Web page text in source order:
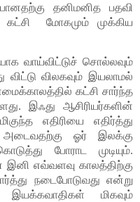
தனிமனித பதவி
கட்சி  மோகமும் முக்கிய
வாய்விட்டுச் சொல்லவும்
விட்டு விலகவும் இயலாமல்
கட்சி சார்ந்த
இஃது ஆசிரியர்களின்
எதிரியை எதிர்த்து
அடைவதற்கு ஓர் இலக்கு
போராட முடியும்.
இனி எவ்வளவு காலத்திற்கு
நடைபோடுவது என்று
இயக்கவாதிகள் மிகவும்